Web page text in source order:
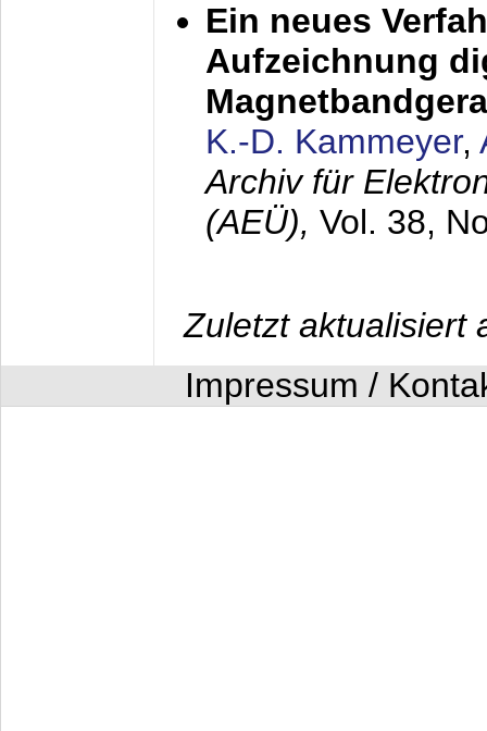
Ein neues
Aufzeichnung
K.-D. Kammeyer,
Archiv für
(AEÜ), Vol. 38,
Zuletzt aktualisiert
Impressum /